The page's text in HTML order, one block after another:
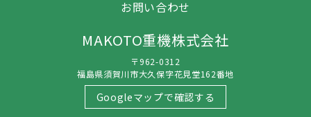
お問い合わせ
MAKOTO重機株式会社
〒962-0312
福島県須賀川市大久保字花見堂162番地
Googleマップで確認する